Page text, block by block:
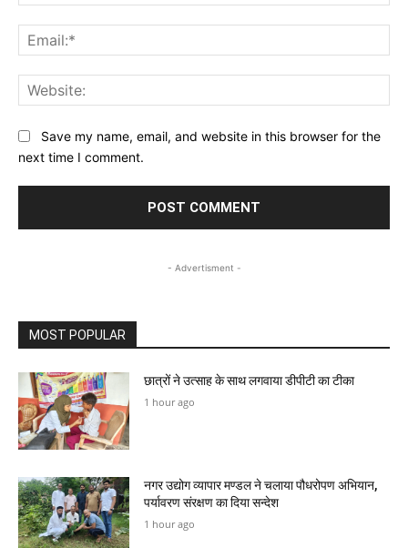
Save my name, email, and website in this browser for the
next time I comment.
- Advertisment -
MOST POPULAR
छात्रों ने उत्साह के साथ लगवाया डीपीटी का टीका
1 hour ago
नगर उद्योग व्यापार मण्डल ने चलाया पौधरोपण अभियान,
पर्यावरण संरक्षण का दिया सन्देश
1 hour ago